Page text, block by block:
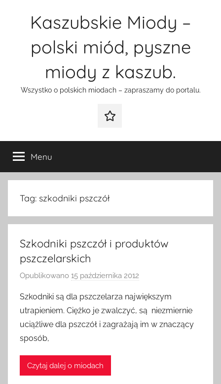
Kaszubskie Miody –
polski miód, pyszne
miody z kaszub.
Wszystko o polskich miodach – zapraszamy do portalu.
Galeria
Menu
Tag: szkodniki pszczół
Szkodniki pszczół i produktów
pszczelarskich
Opublikowano 15 października 2012
z
e
z
Szkodniki są dla pszczelarza największym
utrapieniem. Ciężko je zwalczyć, są niezmiernie
uciążliwe dla pszczół i zagrażają im w znaczący
sposób,
Czytaj dalej o miodach